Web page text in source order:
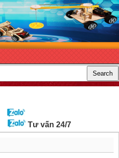
Tư vấn 24/7